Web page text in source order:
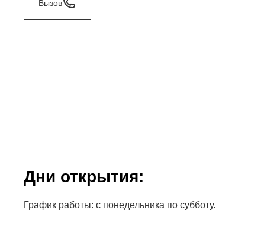
Вызов
Дни открытия:
График работы: с понедельника по субботу.